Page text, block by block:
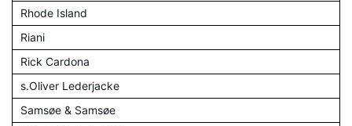
Rhode Island
Riani
Rick Cardona
s.Oliver Lederjacke
Samsøe & Samsøe